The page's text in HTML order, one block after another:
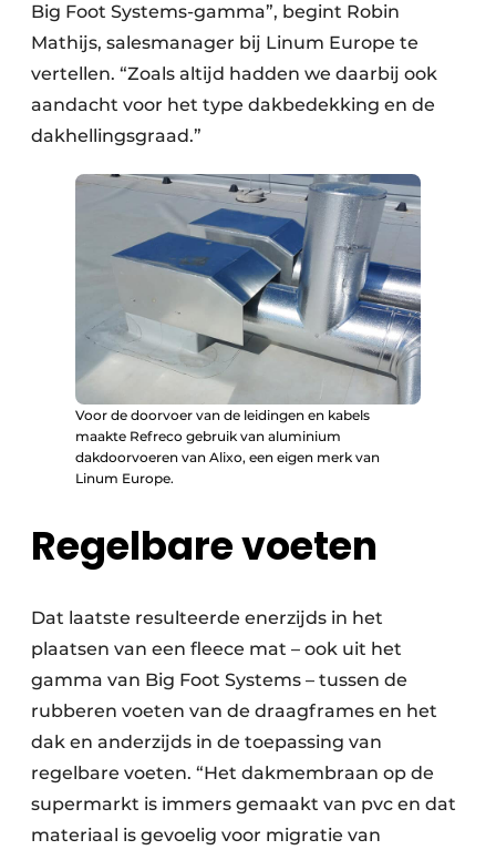
Big Foot Systems-gamma”, begint Robin
Mathijs, salesmanager bij Linum Europe te
vertellen. “Zoals altijd hadden we daarbij ook
aandacht voor het type dakbedekking en de
dakhellingsgraad.”
Voor de doorvoer van de leidingen en kabels
maakte Refreco gebruik van aluminium
dakdoorvoeren van Alixo, een eigen merk van
Linum Europe.
Regelbare voeten
Dat laatste resulteerde enerzijds in het
plaatsen van een fleece mat – ook uit het
gamma van Big Foot Systems – tussen de
rubberen voeten van de draagframes en het
dak en anderzijds in de toepassing van
regelbare voeten. “Het dakmembraan op de
supermarkt is immers gemaakt van pvc en dat
materiaal is gevoelig voor migratie van